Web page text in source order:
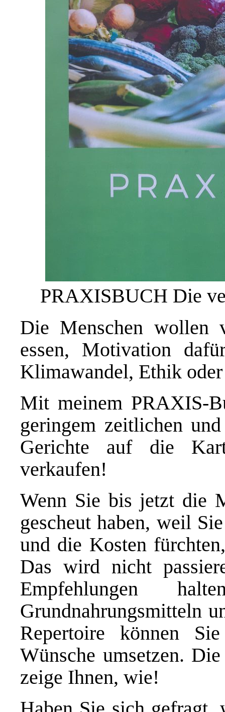
PRAXISBUCH Die
Die Menschen wollen
essen, Motivation
Klimawandel, Ethik
Mit meinem PRAXIS-
geringem zeitlichen
Gerichte auf die
verkaufen!
Wenn Sie bis jetzt die
gescheut haben, weil
und die Kosten
Das wird nicht
Empfehlungen
Grundnahrungsmitteln
Repertoire können
Wünsche umsetzen.
zeige Ihnen, wie!